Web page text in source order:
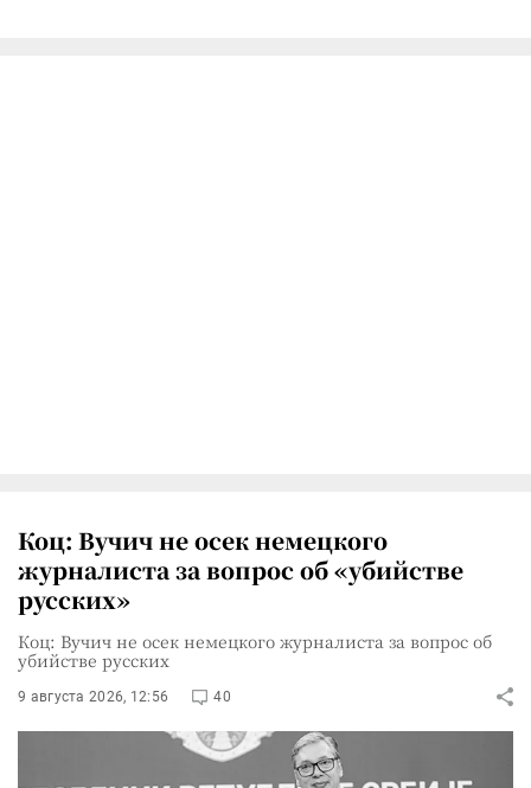
Коц: Вучич не осек немецкого
журналиста за вопрос об «убийстве
русских»
Коц: Вучич не осек немецкого журналиста за вопрос об
убийстве русских
9 августа 2026, 12:56 40